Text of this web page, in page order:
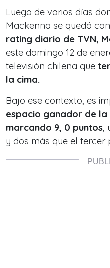
Luego de varios días
Mackenna se quedó
rating diario de TVN,
este domingo 12 de
televisión chilena que
la cima.
Bajo ese contexto, es
espacio ganador de la
marcando 9, 0 puntos,
y dos más que el tercer